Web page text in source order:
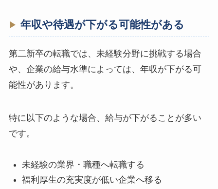
年収や待遇が下がる可能性がある
第二新卒の転職では、未経験分野に挑戦する場合
や、企業の給与水準によっては、年収が下がる可
能性があります。
特に以下のような場合、給与が下がることが多い
です。
未経験の業界・職種へ転職する
福利厚生の充実度が低い企業へ移る